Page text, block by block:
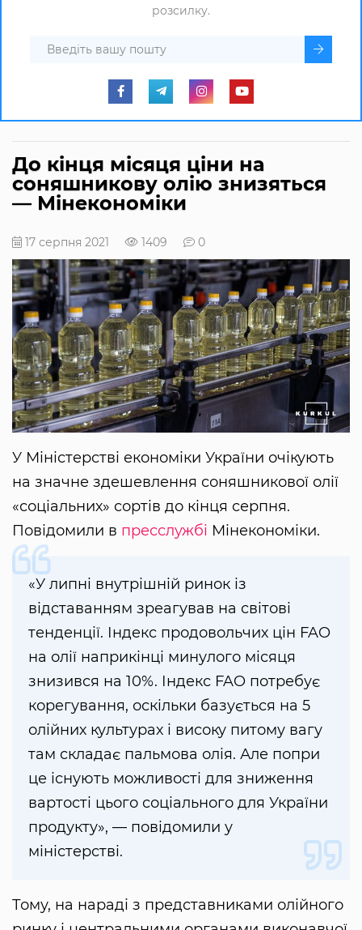
розсилку.
До кінця місяця ціни на
соняшникову олію знизяться
— Мінекономіки
17 серпня 2021 1409 0
У Міністерстві економіки України очікують
на значне здешевлення соняшникової олії
«соціальних» сортів до кінця серпня.
Повідомили в пресслужбі Мінекономіки.
«У липні внутрішній ринок із
відставанням зреагував на світові
тенденції. Індекс продовольчих цін FAO
на олії наприкінці минулого місяця
знизився на 10%. Індекс FAO потребує
корегування, оскільки базується на 5
олійних культурах і високу питому вагу
там складає пальмова олія. Але попри
це існують можливості для зниження
вартості цього соціального для України
продукту», — повідомили у
міністерстві.
Тому, на нараді з представниками олійного